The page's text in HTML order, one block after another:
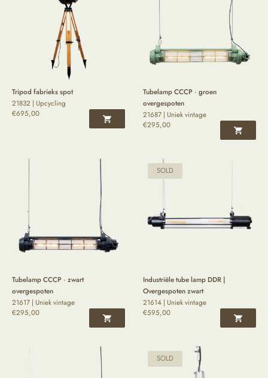
Tripod fabrieks spot
21832 | Upcycling
€695,00
Tubelamp CCCP · groen
overgespoten
21687 | Uniek vintage
€295,00
Tubelamp CCCP · zwart
overgespoten
21617 | Uniek vintage
€295,00
SOLD
Industriële tube lamp DDR |
Overgespoten zwart
21614 | Uniek vintage
€595,00
SOLD